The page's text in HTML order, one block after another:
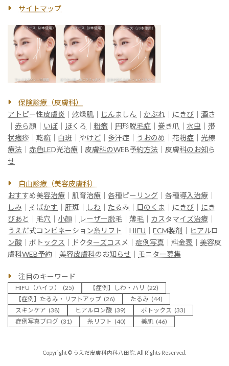
サイトマップ
保険診療（皮膚科）
アトピー性皮膚炎
乾燥肌 じんましん かぶれ にきび
酒さ
赤ら顔 いぼ ほくろ 粉瘤 円形脱毛症 巻き爪 水虫
帯
状疱疹
乾癬 白斑 やけど 多汗症 うおのめ 花粉症
光線
療法
赤色LED光治療 皮膚科のWEB予約方法
皮膚科のお知ら
せ
自由診療（美容皮膚科）
おすすめ美容治療
肌育治療 各種ピーリング 各種導入治療
しみ
そばかす 肝斑 しわ たるみ 目のくま にきび
にき
びあと
毛穴 小顔 レーザー脱毛 薄毛 カスタマイズ治療
うえだ式コンビネーション糸リフト
HIFU ECM製剤
ヒアルロ
ン酸
ボトックス ドクターズコスメ 症例写真 料金表
美容皮
膚科WEB予約
美容皮膚科のお知らせ モニター募集
注目のキーワード
HIFU（ハイフ） (25) 【症例】しわ・ハリ (22)
【症例】たるみ・リフトアップ (26) たるみ (44)
スキンケア (38) ヒアルロン酸 (39) ボトックス (33)
症例写真ブログ (31) 糸リフト (40) 美肌 (46)
Copyright © うえだ皮膚科内科八田院. All Rights Reserved.